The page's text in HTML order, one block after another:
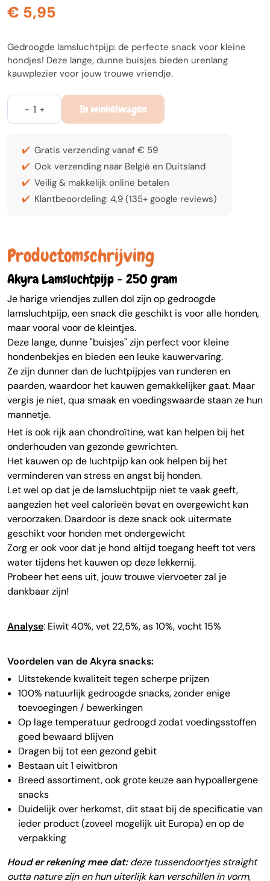
€ 5,95
Gedroogde lamsluchtpijp: de perfecte snack voor kleine
hondjes! Deze lange, dunne buisjes bieden urenlang
kauwplezier voor jouw trouwe vriendje.
- + In winkelwagen
Gratis verzending vanaf € 59
Ook verzending naar België en Duitsland
Veilig & makkelijk online betalen
Klantbeoordeling: 4,9 (135+ google reviews)
Productomschrijving
Akyra Lamsluchtpijp - 250 gram
Je harige vriendjes zullen dol zijn op gedroogde
lamsluchtpijp, een snack die geschikt is voor alle honden,
maar vooral voor de kleintjes.
Deze lange, dunne "buisjes" zijn perfect voor kleine
hondenbekjes en bieden een leuke kauwervaring.
Ze zijn dunner dan de luchtpijpjes van runderen en
paarden, waardoor het kauwen gemakkelijker gaat. Maar
vergis je niet, qua smaak en voedingswaarde staan ze hun
mannetje.
Het is ook rijk aan chondroïtine, wat kan helpen bij het
onderhouden van gezonde gewrichten.
Het kauwen op de luchtpijp kan ook helpen bij het
verminderen van stress en angst bij honden.
Let wel op dat je de lamsluchtpijp niet te vaak geeft,
aangezien het veel calorieën bevat en overgewicht kan
veroorzaken. Daardoor is deze snack ook uitermate
geschikt voor honden met ondergewicht
Zorg er ook voor dat je hond altijd toegang heeft tot vers
water tijdens het kauwen op deze lekkernij.
Probeer het eens uit, jouw trouwe viervoeter zal je
dankbaar zijn!
Analyse: Eiwit 40%, vet 22,5%, as 10%, vocht 15%
Voordelen van de Akyra snacks:
Uitstekende kwaliteit tegen scherpe prijzen
100% natuurlijk gedroogde snacks, zonder enige
toevoegingen / bewerkingen
Op lage temperatuur gedroogd zodat voedingsstoffen
goed bewaard blijven
Dragen bij tot een gezond gebit
Bestaan uit 1 eiwitbron
Breed assortiment, ook grote keuze aan hypoallergene
snacks
Duidelijk over herkomst, dit staat bij de specificatie van
ieder product (zoveel mogelijk uit Europa) en op de
verpakking
Houd er rekening mee dat:deze tussendoortjes straight
outta nature zijn en hun uiterlijk kan verschillen in vorm,